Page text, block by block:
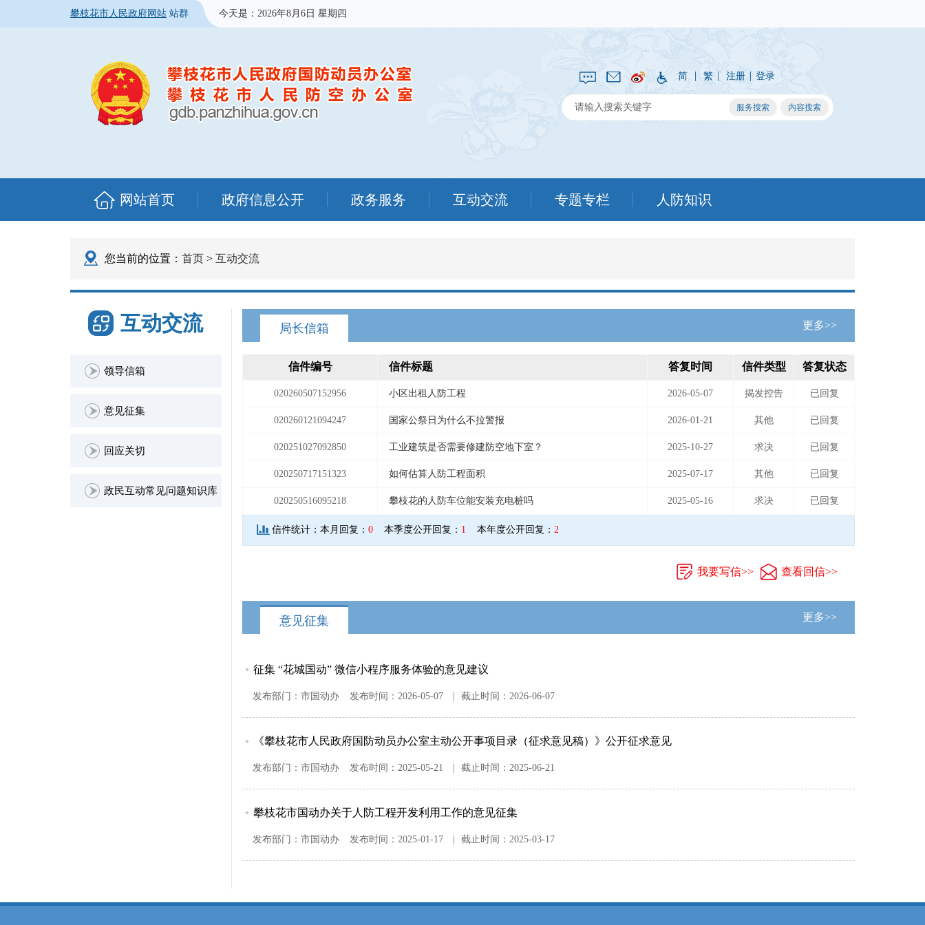
攀枝花市人民政府网站 站群 今天是： 2026年8月6日 星期四
简 | 繁 | 注册 | 登录
网站首页 政府信息公开 政务服务 互动交流 专题专栏 人防知识
您当前的位置： 首页 > 互动交流
互动交流
领导信箱
意见征集
回应关切
政民互动常见问题知识库
局长信箱 更多>>
信件编号 信件标题 答复时间 信件类型 答复状态
020260507152956 小区出租人防工程 2026-05-07 揭发控告 已回复
020260121094247 国家公祭日为什么不拉警报 2026-01-21 其他 已回复
020251027092850 工业建筑是否需要修建防空地下室？ 2025-10-27 求决 已回复
020250717151323 如何估算人防工程面积 2025-07-17 其他 已回复
020250516095218 攀枝花的人防车位能安装充电桩吗 2025-05-16 求决 已回复
信件统计： 本月回复： 0 本季度公开回复： 1 本年度公开回复： 2
我要写信>> 查看回信>>
意见征集 更多>>
征集 “花城国动” 微信小程序服务体验的意见建议
发布部门： 市国动办 发布时间： 2026-05-07 截止时间： 2026-06-07
《攀枝花市人民政府国防动员办公室主动公开事项目录（征求意见稿）》公开征求意见
发布部门： 市国动办 发布时间： 2025-05-21 截止时间： 2025-06-21
攀枝花市国动办关于人防工程开发利用工作的意见征集
发布部门： 市国动办 发布时间： 2025-01-17 截止时间： 2025-03-17